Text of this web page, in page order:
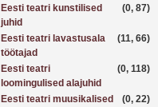
(0, 87)
Eesti teatri kunstilised
juhid
(11, 66)
Eesti teatri lavastusala
töötajad
(0, 118)
Eesti teatri
loomingulised alajuhid
(0, 22)
Eesti teatri muusikalised